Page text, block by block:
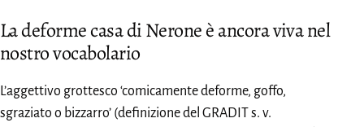
La deforme casa di Nerone è ancora viva nel
nostro vocabolario
L’aggettivo grottesco ‘comicamente deforme, goffo,
sgraziato o bizzarro’ (definizione del GRADIT s. v.